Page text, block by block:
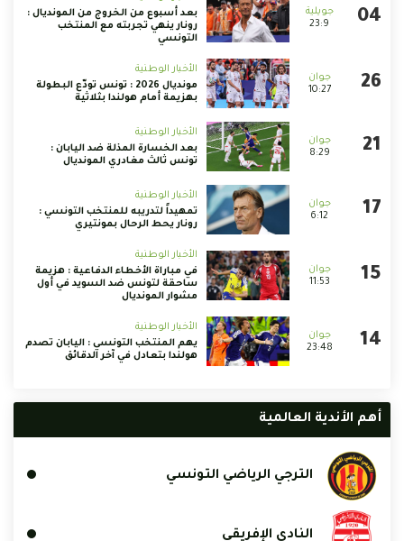
23:9
بعد أسبوع من الخروج من المونديال :
رونار ينهي تجربته مع المنتخب
التونسي
10:27
الأخبار الوطنية
مونديال 2026 : تونس تودّع البطولة
بهزيمة أمام هولندا بثلاثية
8:29
الأخبار الوطنية
بعد الخسارة المذلة ضد اليابان :
تونس ثالث مغادري المونديال
6:12
الأخبار الوطنية
تمهيداً لتدريبه للمنتخب التونسي :
رونار يحط الرحال بمونتيري
11:53
الأخبار الوطنية
في مباراة الأخطاء الدفاعية : هزيمة
ساحقة لتونس ضد السويد في أول
مشوار المونديال
23:48
الأخبار الوطنية
يهم المنتخب التونسي : اليابان تصدم
هولندا بتعادل في آخر الدقائق
أهم الأندية العالمية
الترجي الرياضي التونسي
النادي الإفريقي